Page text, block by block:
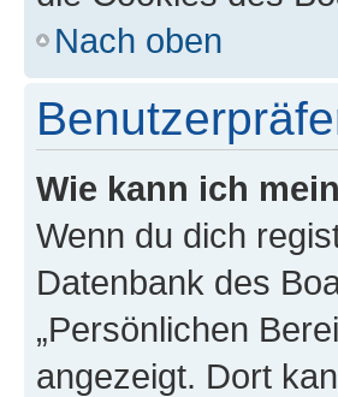
Nach oben
Wie kann ich
Wenn du dich
Datenbank des
„Persönlichen
angezeigt. Dort